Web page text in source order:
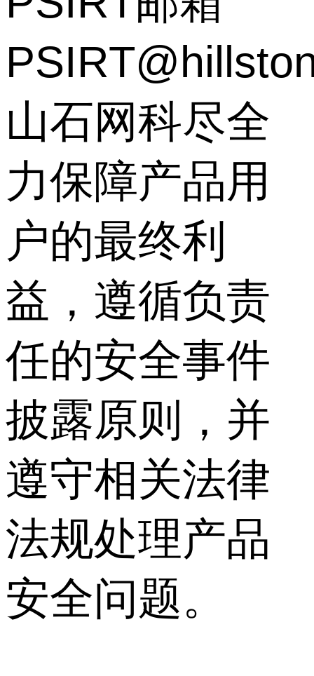
山石网科尽全
力保障产品用
户的最终利
益，遵循负责
任的安全事件
披露原则，并
遵守相关法律
法规处理产品
安全问题。